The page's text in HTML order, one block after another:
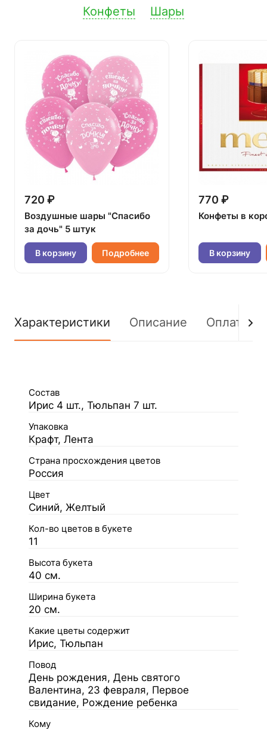
Конфеты Шары
720 ₽
Воздушные шары "Спасибо
за дочь" 5 штук
В корзину Подробнее
770 ₽
Конфеты в
В корзину
Характеристики Описание Оплата
Состав
Ирис 4 шт., Тюльпан 7 шт.
Упаковка
Крафт, Лента
Страна просхождения цветов
Россия
Цвет
Синий, Желтый
Кол-во цветов в букете
11
Высота букета
40 см.
Ширина букета
20 см.
Какие цветы содержит
Ирис, Тюльпан
Повод
День рождения, День святого
Валентина, 23 февраля, Первое
свидание, Рождение ребенка
Кому